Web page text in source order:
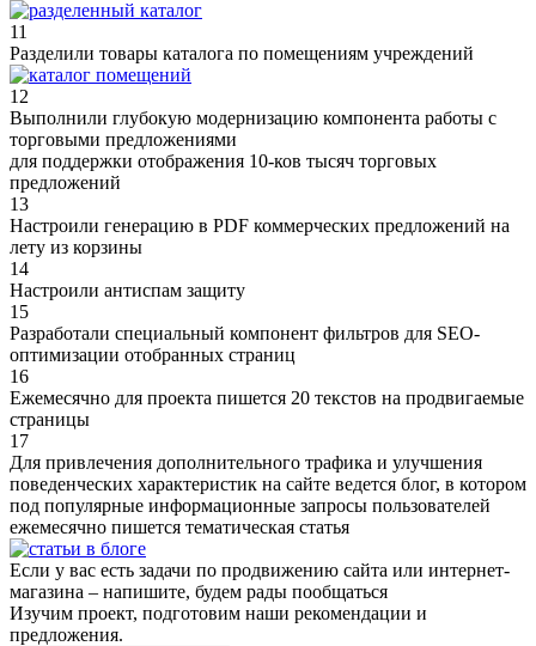
11
Разделили товары каталога по помещениям учреждений
12
Выполнили глубокую модернизацию компонента работы с
торговыми предложениями
для поддержки отображения 10-ков тысяч торговых
предложений
13
Настроили генерацию в PDF коммерческих предложений на
лету из корзины
14
Настроили антиспам защиту
15
Разработали специальный компонент фильтров для SEO-
оптимизации отобранных страниц
16
Ежемесячно для проекта пишется 20 текстов на продвигаемые
страницы
17
Для привлечения дополнительного трафика и улучшения
поведенческих характеристик на сайте ведется блог, в котором
под популярные информационные запросы пользователей
ежемесячно пишется тематическая статья
Если у вас есть задачи по продвижению сайта или интернет-
магазина – напишите, будем рады пообщаться
Изучим проект, подготовим наши рекомендации и
предложения.